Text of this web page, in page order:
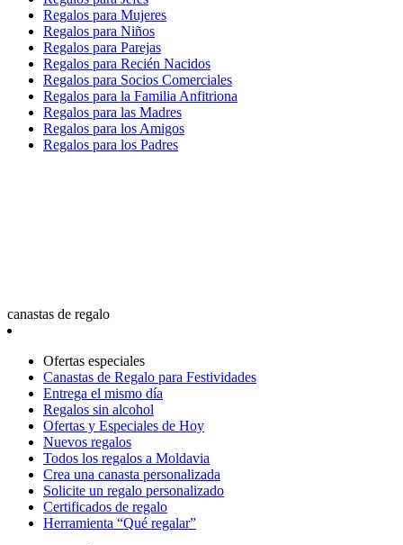
Regalos para Mujeres
Regalos para Niños
Regalos para Parejas
Regalos para Recién Nacidos
Regalos para Socios Comerciales
Regalos para la Familia Anfitriona
Regalos para las Madres
Regalos para los Amigos
Regalos para los Padres
canastas de regalo
Ofertas especiales
Canastas de Regalo para Festividades
Entrega el mismo día
Regalos sin alcohol
Ofertas y Especiales de Hoy
Nuevos regalos
Todos los regalos a Moldavia
Crea una canasta personalizada
Solicite un regalo personalizado
Certificados de regalo
Herramienta “Qué regalar”